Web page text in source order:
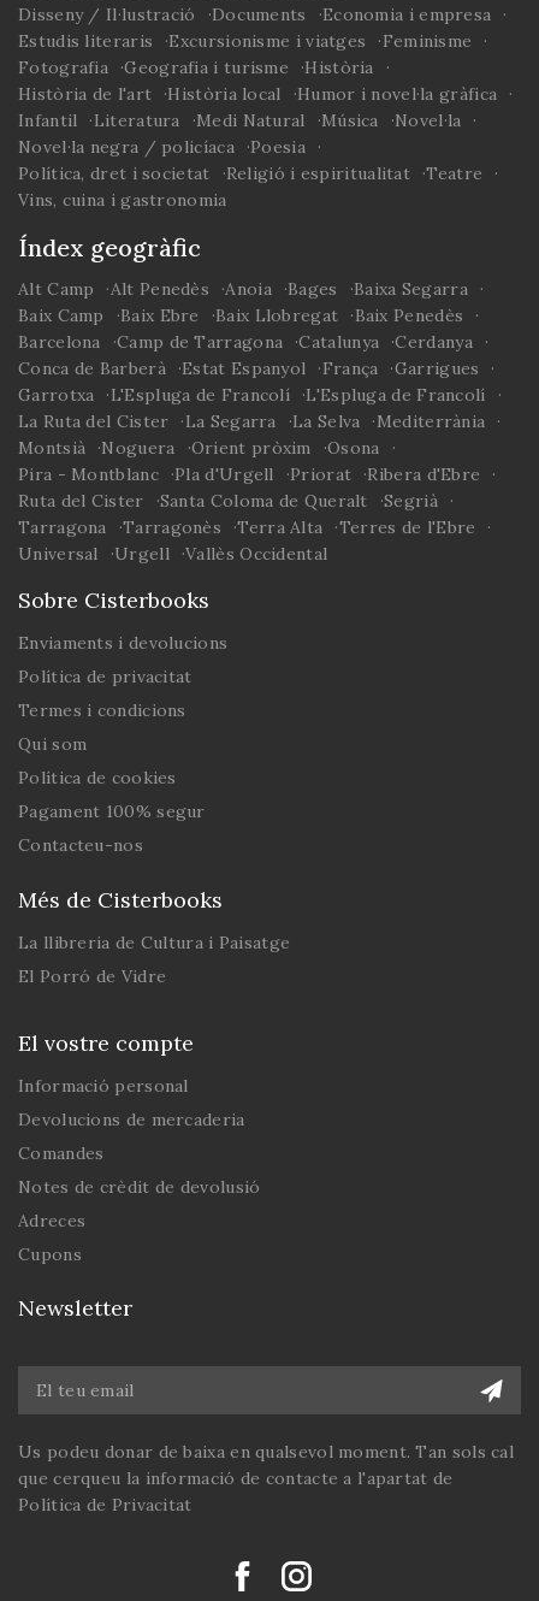
Disseny / Il·lustració
Documents
Economia i empresa
Estudis literaris
Excursionisme i viatges
Feminisme
Fotografia
Geografia i turisme
Història
Història de l'art
Història local
Humor i novel·la gràfica
Infantil
Literatura Medi Natural Música
Novel·la
Novel·la negra / policíaca
Poesia
Política, dret i societat
Religió i espiritualitat
Teatre
Vins, cuina i gastronomia
Índex geogràfic
Alt Camp Alt Penedès Anoia Bages
Baixa Segarra
Baix Camp
Baix Ebre Baix Llobregat
Baix Penedès
Barcelona
Camp de Tarragona Catalunya
Cerdanya
Conca de Barberà
Estat Espanyol França
Garrigues
Garrotxa
L'Espluga de Francolí
L'Espluga de Francolí
La Ruta del Cister
La Segarra La Selva
Mediterrània
Montsià
Noguera Orient pròxim
Osona
Pira - Montblanc
Pla d'Urgell Priorat
Ribera d'Ebre
Ruta del Cister
Santa Coloma de Queralt
Segrià
Tarragona
Tarragonès Terra Alta
Terres de l'Ebre
Universal
Urgell Vallès Occidental
Sobre Cisterbooks
Enviaments i devolucions
Política de privacitat
Termes i condicions
Qui som
Política de cookies
Pagament 100% segur
Contacteu-nos
Més de Cisterbooks
La llibreria de Cultura i Paisatge
El Porró de Vidre
El vostre compte
Informació personal
Devolucions de mercaderia
Comandes
Notes de crèdit de devolusió
Adreces
Cupons
Newsletter
Us podeu donar de baixa en qualsevol moment. Tan sols cal
que cerqueu la informació de contacte a l'apartat de
Política de Privacitat